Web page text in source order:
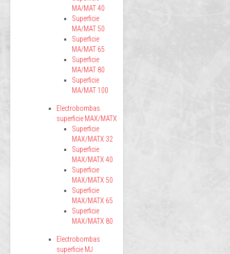
MA/MAT 40
Superficie
MA/MAT 50
Superficie
MA/MAT 65
Superficie
MA/MAT 80
Superficie
MA/MAT 100
Electrobombas
superficie MAX/MATX
Superficie
MAX/MATX 32
Superficie
MAX/MATX 40
Superficie
MAX/MATX 50
Superficie
MAX/MATX 65
Superficie
MAX/MATX 80
Electrobombas
superficie MJ